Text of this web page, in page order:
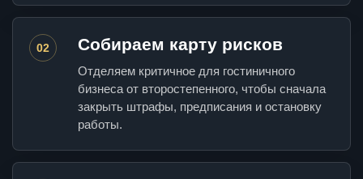
02 Собираем карту рисков
Отделяем критичное для гостиничного
бизнеса от второстепенного, чтобы сначала
закрыть штрафы, предписания и остановку
работы.